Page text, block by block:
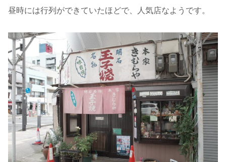
昼時には行列ができていたほどで、人気店なようです。